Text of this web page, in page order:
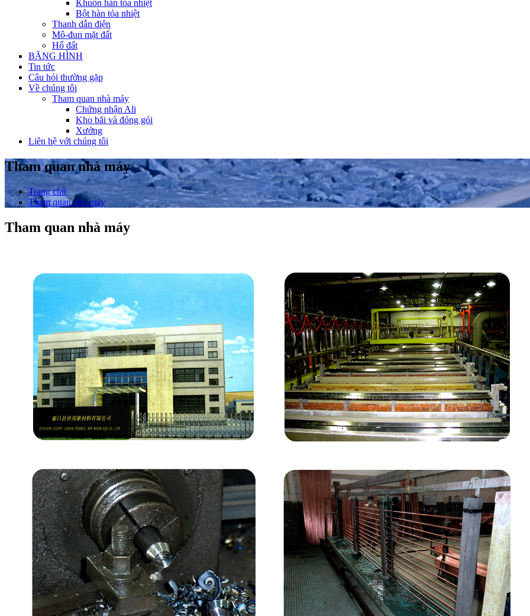
Khuôn hàn tỏa nhiệt
Bột hàn tỏa nhiệt
Thanh dẫn điện
Mô-đun mặt đất
Hố đất
BĂNG HÌNH
Tin tức
Câu hỏi thường gặp
Về chúng tôi
Tham quan nhà máy
Chứng nhận Ali
Kho bãi và đóng gói
Xưởng
Liên hệ với chúng tôi
Tham quan nhà máy
Trang chủ
Tham quan nhà máy
Tham quan nhà máy